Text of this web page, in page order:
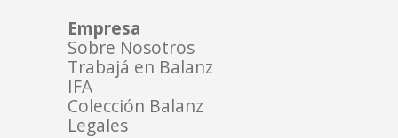
Empresa
Sobre Nosotros
Trabajá en Balanz
IFA
Colección Balanz
Legales